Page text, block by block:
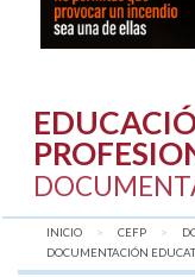
INICIO CEFP
DOCUMENTACIÓN EDUCAT...